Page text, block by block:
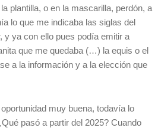
plantilla, o en la mascarilla, perdón, a
lo que me indicaba las siglas del
y ya con ello pues podía emitir a
que me quedaba (…) la equis o el
a la información y a la elección que
muy buena, todavía lo
pasó a partir del 2025? Cuando